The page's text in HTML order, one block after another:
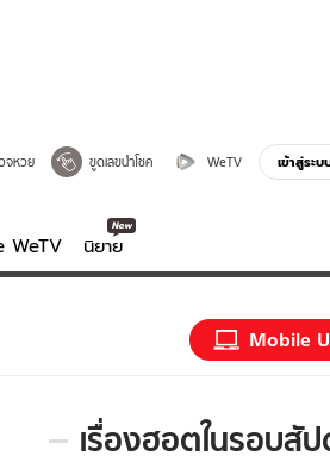
จหวย ขูดเลขนำโชค WeTV เข้าสู่ระ
WeTV นิยาย
ความรู้รอบตัว
ฮาวทู
Mobile
เรื่องฮอตในรอบสั